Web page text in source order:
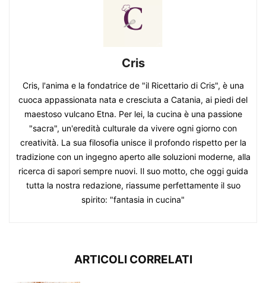
Cris
Cris, l'anima e la fondatrice de "il Ricettario di Cris", è una
cuoca appassionata nata e cresciuta a Catania, ai piedi del
maestoso vulcano Etna. Per lei, la cucina è una passione
"sacra", un'eredità culturale da vivere ogni giorno con
creatività. La sua filosofia unisce il profondo rispetto per la
tradizione con un ingegno aperto alle soluzioni moderne, alla
ricerca di sapori sempre nuovi. Il suo motto, che oggi guida
tutta la nostra redazione, riassume perfettamente il suo
spirito: "fantasia in cucina"
ARTICOLI CORRELATI